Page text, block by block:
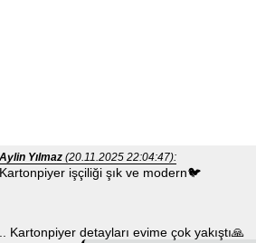
Aylin Yılmaz (20.11.2025 22:04:47):
Kartonpiyer işçiliği şık ve modern🐦
.. Kartonpiyer detayları evime çok yakıştı🙏